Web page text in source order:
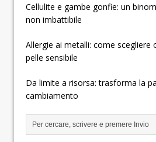
Cellulite e gambe gonfie: un
non imbattibile
Allergie ai metalli: come scegliere
pelle sensibile
Da limite a risorsa: trasforma la
cambiamento